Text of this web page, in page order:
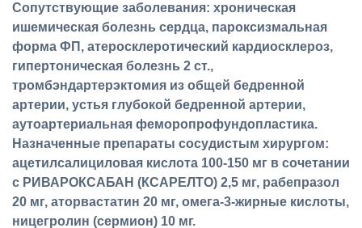
Сопутствующие заболевания: хроническая
ишемическая болезнь сердца, пароксизмальная
форма ФП, атеросклеротический кардиосклероз,
гипертоническая болезнь 2 ст.,
тромбэндартерэктомия из общей бедренной
артерии, устья глубокой бедренной артерии,
аутоартериальная феморопрофундопластика.
Назначенные препараты сосудистым хирургом:
ацетилсалициловая кислота 100-150 мг в сочетании
с РИВАРОКСАБАН (КСАРЕЛТО) 2,5 мг, рабепразол
20 мг, аторвастатин 20 мг, омега-3-жирные кислоты,
ницегролин (сермион) 10 мг.